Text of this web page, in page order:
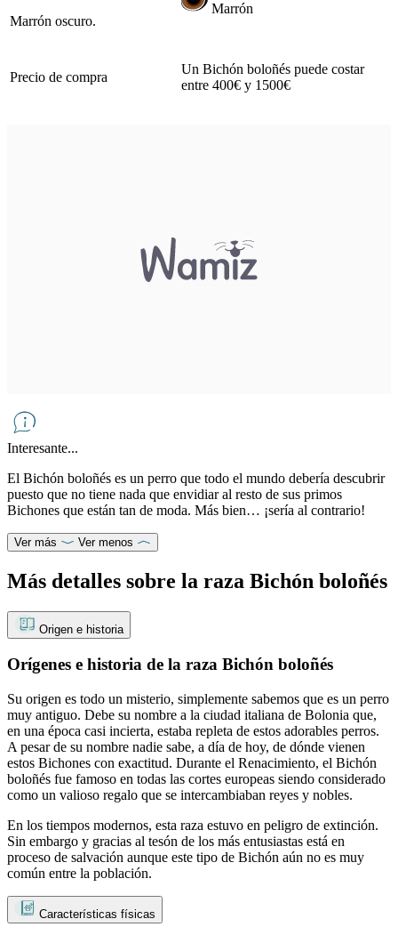
Marrón oscuro.
Marrón
Precio de compra
Un Bichón boloñés puede costar
entre 400€ y 1500€
Interesante...
El Bichón boloñés es un perro que todo el mundo debería descubrir
puesto que no tiene nada que envidiar al resto de sus primos
Bichones que están tan de moda. Más bien… ¡sería al contrario!
Ver más Ver menos
Más detalles sobre la raza Bichón boloñés
Origen e historia
Orígenes e historia de la raza Bichón boloñés
Su origen es todo un misterio, simplemente sabemos que es un perro
muy antiguo. Debe su nombre a la ciudad italiana de Bolonia que,
en una época casi incierta, estaba repleta de estos adorables perros.
A pesar de su nombre nadie sabe, a día de hoy, de dónde vienen
estos Bichones con exactitud. Durante el Renacimiento, el Bichón
boloñés fue famoso en todas las cortes europeas siendo considerado
como un valioso regalo que se intercambiaban reyes y nobles.
En los tiempos modernos, esta raza estuvo en peligro de extinción.
Sin embargo y gracias al tesón de los más entusiastas está en
proceso de salvación aunque este tipo de Bichón aún no es muy
común entre la población.
Características físicas